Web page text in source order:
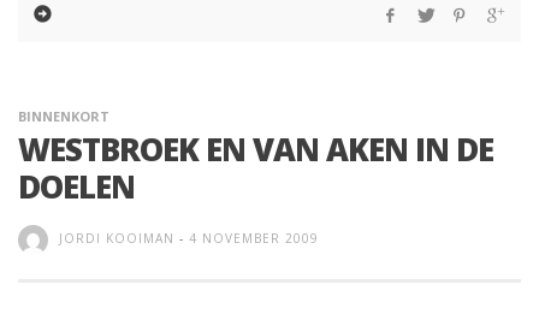
BINNENKORT
WESTBROEK EN VAN AKEN IN DE
DOELEN
JORDI KOOIMAN - 4 NOVEMBER 2009